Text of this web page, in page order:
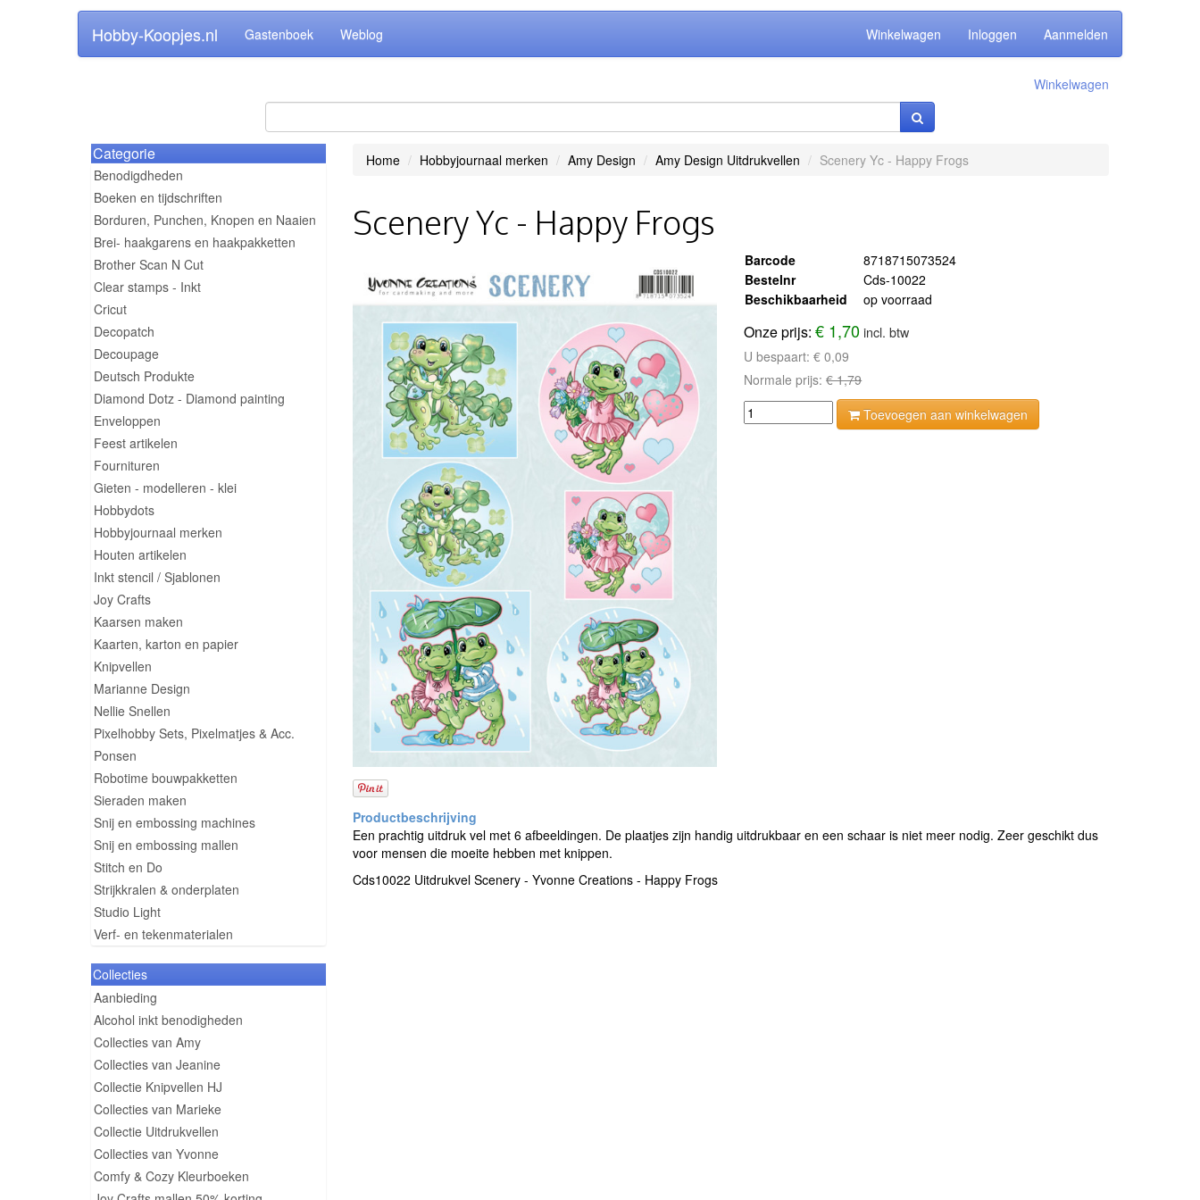
Hobby-Koopjes.nl Gastenboek Weblog Winkelwagen Inloggen Aanmelden
Winkelwagen
Categorie
Benodigdheden
Boeken en tijdschriften
Borduren, Punchen, Knopen en Naaien
Brei- haakgarens en haakpakketten
Brother Scan N Cut
Clear stamps - Inkt
Cricut
Decopatch
Decoupage
Deutsch Produkte
Diamond Dotz - Diamond painting
Enveloppen
Feest artikelen
Fournituren
Gieten - modelleren - klei
Hobbydots
Hobbyjournaal merken
Houten artikelen
Inkt stencil / Sjablonen
Joy Crafts
Kaarsen maken
Kaarten, karton en papier
Knipvellen
Marianne Design
Nellie Snellen
Pixelhobby Sets, Pixelmatjes & Acc.
Ponsen
Robotime bouwpakketten
Sieraden maken
Snij en embossing machines
Snij en embossing mallen
Stitch en Do
Strijkkralen & onderplaten
Studio Light
Verf- en tekenmaterialen
Collecties
Aanbieding
Alcohol inkt benodigheden
Collecties van Amy
Collecties van Jeanine
Collectie Knipvellen HJ
Collecties van Marieke
Collectie Uitdrukvellen
Collecties van Yvonne
Comfy & Cozy Kleurboeken
Home Hobbyjournaal merken Amy Design Amy Design Uitdrukvellen Scenery Yc - Happy Frogs
Scenery Yc - Happy Frogs
Barcode
8718715073524
Bestelnr
Cds-10022
Beschikbaarheid
op voorraad
Onze prijs:€ 1,70 incl. btw
U bespaart:€ 0,09
Normale prijs:€ 1,79
Toevoegen aan winkelwagen
Een prachtig uitdruk vel met 6 afbeeldingen. De plaatjes zijn handig uitdrukbaar en een schaar is niet meer nodig. Zeer geschikt dus
voor mensen die moeite hebben met knippen.
Cds10022 Uitdrukvel Scenery - Yvonne Creations - Happy Frogs